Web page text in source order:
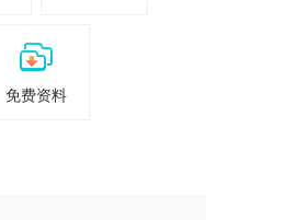
免费资料